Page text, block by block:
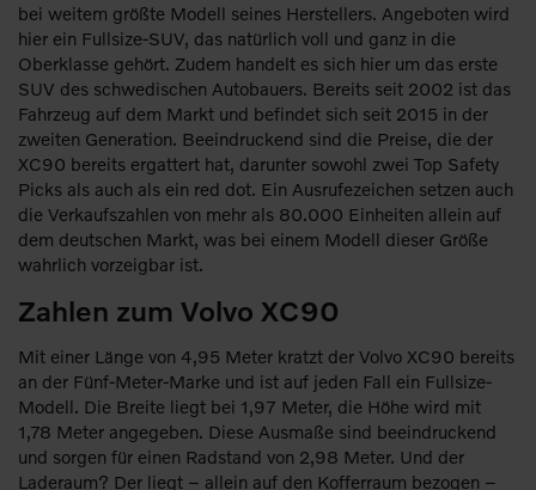
bei weitem größte Modell seines Herstellers. Angeboten wird
hier ein Fullsize-SUV, das natürlich voll und ganz in die
Oberklasse gehört. Zudem handelt es sich hier um das erste
SUV des schwedischen Autobauers. Bereits seit 2002 ist das
Fahrzeug auf dem Markt und befindet sich seit 2015 in der
zweiten Generation. Beeindruckend sind die Preise, die der
XC90 bereits ergattert hat, darunter sowohl zwei Top Safety
Picks als auch als ein red dot. Ein Ausrufezeichen setzen auch
die Verkaufszahlen von mehr als 80.000 Einheiten allein auf
dem deutschen Markt, was bei einem Modell dieser Größe
wahrlich vorzeigbar ist.
Zahlen zum Volvo XC90
Mit einer Länge von 4,95 Meter kratzt der Volvo XC90 bereits
an der Fünf-Meter-Marke und ist auf jeden Fall ein Fullsize-
Modell. Die Breite liegt bei 1,97 Meter, die Höhe wird mit
1,78 Meter angegeben. Diese Ausmaße sind beeindruckend
und sorgen für einen Radstand von 2,98 Meter. Und der
Laderaum? Der liegt – allein auf den Kofferraum bezogen –